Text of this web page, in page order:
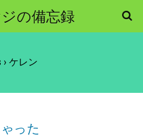
の備忘録
› ケレン
った